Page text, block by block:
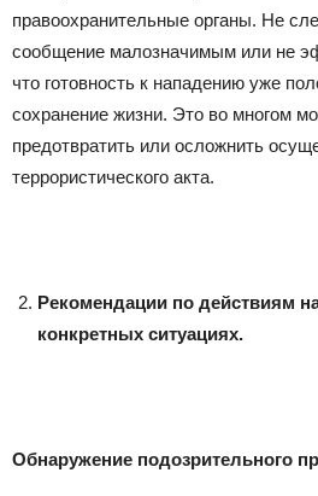
правоохранительные органы. Не
сообщение малозначимым или не
что готовность к нападению уже
сохранение жизни. Это во многом
предотвратить или осложнить
террористического акта.
Рекомендации по действиям
конкретных ситуациях.
Обнаружение подозрительного